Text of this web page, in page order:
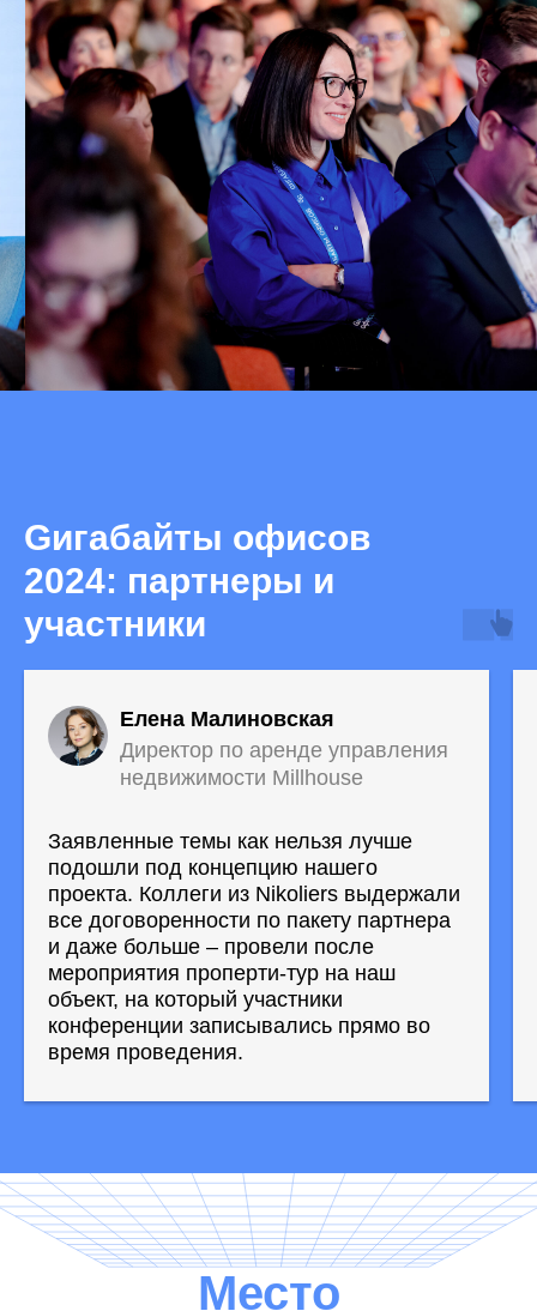
Gигабайты офисов
2024: партнеры и
участники
Елена Малиновская
Директор по аренде управления
недвижимости Millhouse
Заявленные темы как нельзя лучше
подошли под концепцию нашего
проекта. Коллеги из Nikoliers выдержали
все договоренности по пакету партнера
и даже больше – провели после
мероприятия проперти-тур на наш
объект, на который участники
конференции записывались прямо во
время проведения.
Место